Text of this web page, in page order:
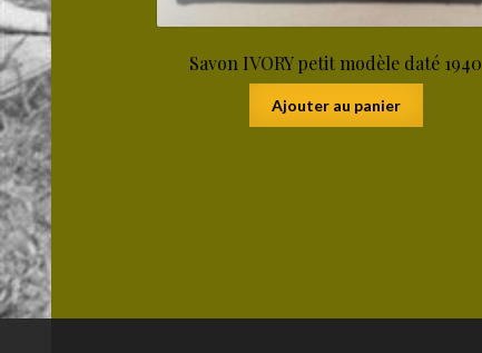
Savon IVORY petit modèle daté 1940
Ajouter au panier